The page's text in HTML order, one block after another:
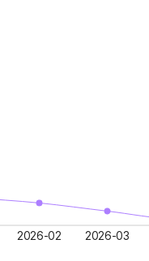
2026-02 2026-03